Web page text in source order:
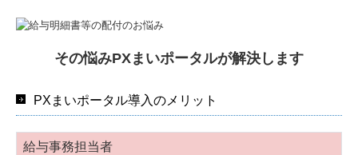
その悩みPXまいポータルが解決します
PXまいポータル導入のメリット
給与事務担当者